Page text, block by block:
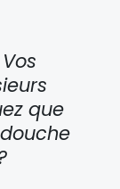
que